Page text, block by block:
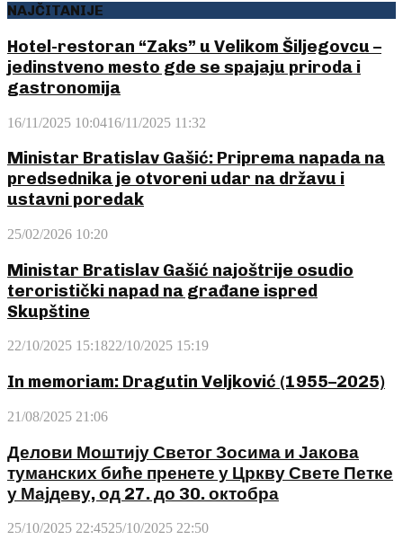
NAJČITANIJE
Hotel-restoran “Zaks” u Velikom Šiljegovcu –
jedinstveno mesto gde se spajaju priroda i
gastronomija
16/11/2025 10:0416/11/2025 11:32
Ministar Bratislav Gašić: Priprema napada na
predsednika je otvoreni udar na državu i
ustavni poredak
25/02/2026 10:20
Ministar Bratislav Gašić najoštrije osudio
teroristički napad na građane ispred
Skupštine
22/10/2025 15:1822/10/2025 15:19
In memoriam: Dragutin Veljković (1955–2025)
21/08/2025 21:06
Делови Моштију Светог Зосима и Јакова
туманских биће пренете у Цркву Свете Петке
у Мајдеву, од 27. до 30. октобра
25/10/2025 22:4525/10/2025 22:50